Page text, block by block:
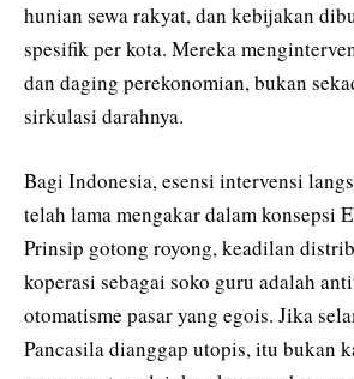
hunian sewa rakyat, dan kebijakan
spesifik per kota. Mereka
dan daging perekonomian, bukan
sirkulasi darahnya.
Bagi Indonesia, esensi intervensi
telah lama mengakar dalam konsepsi
Prinsip gotong royong, keadilan
koperasi sebagai soko guru adalah
otomatisme pasar yang egois. Jika
Pancasila dianggap utopis, itu bukan